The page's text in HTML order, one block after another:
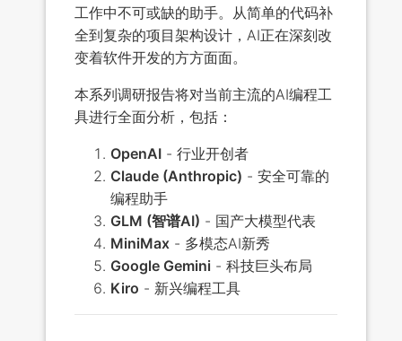
工作中不可或缺的助手。从简单的代码补
全到复杂的项目架构设计，AI正在深刻改
变着软件开发的方方面面。
本系列调研报告将对当前主流的AI编程工
具进行全面分析，包括：
OpenAI - 行业开创者
Claude (Anthropic) - 安全可靠的
编程助手
GLM (智谱AI) - 国产大模型代表
MiniMax - 多模态AI新秀
Google Gemini - 科技巨头布局
Kiro - 新兴编程工具